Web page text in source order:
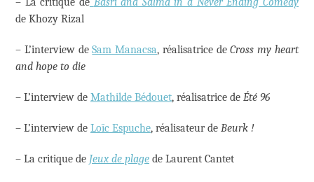
de Khozy Rizal
– L’interview deSam Manacsa, réalisatrice deCross my heart
and hope to die
– L’interview de Mathilde Bédouet, réalisatrice de Été 96
– L’interview de Loïc Espuche, réalisateur de Beurk !
– La critique de Jeux de plage de Laurent Cantet